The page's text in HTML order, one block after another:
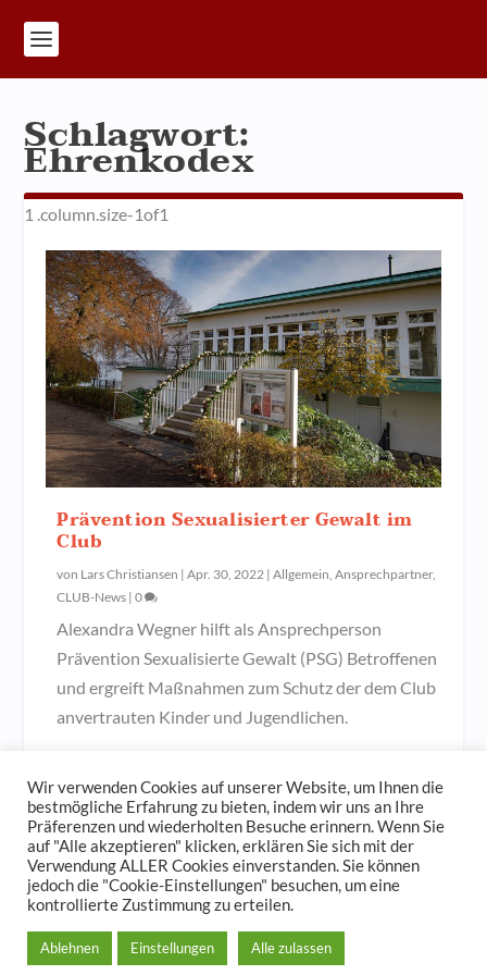
Schlagwort:
Ehrenkodex
Prävention Sexualisierter Gewalt im
Club
von Lars Christiansen |Apr. 30, 2022 |Allgemein ,Ansprechpartner,
CLUB-News |0
Alexandra Wegner hilft als Ansprechperson
Prävention Sexualisierte Gewalt (PSG) Betroffenen
und ergreift Maßnahmen zum Schutz der dem Club
anvertrauten Kinder und Jugendlichen.
© 2023Der Hamburger und Germania Ruder Club
Impressum und Spendenkonto Datenschutzerklärung
Wir verwenden Cookies auf unserer Website, um Ihnen die
bestmögliche Erfahrung zu bieten, indem wir uns an Ihre
Präferenzen und wiederholten Besuche erinnern. Wenn Sie
auf "Alle akzeptieren" klicken, erklären Sie sich mit der
Verwendung ALLER Cookies einverstanden. Sie können
jedoch die "Cookie-Einstellungen" besuchen, um eine
kontrollierte Zustimmung zu erteilen.
Ablehnen Einstellungen Alle zulassen